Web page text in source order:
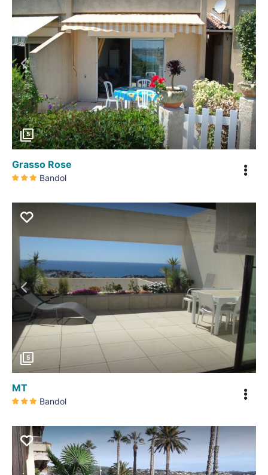
Précédent
5
Grasso Rose
Bandol
Précédent
5
MT
Bandol